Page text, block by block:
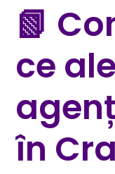
📗
ce
în